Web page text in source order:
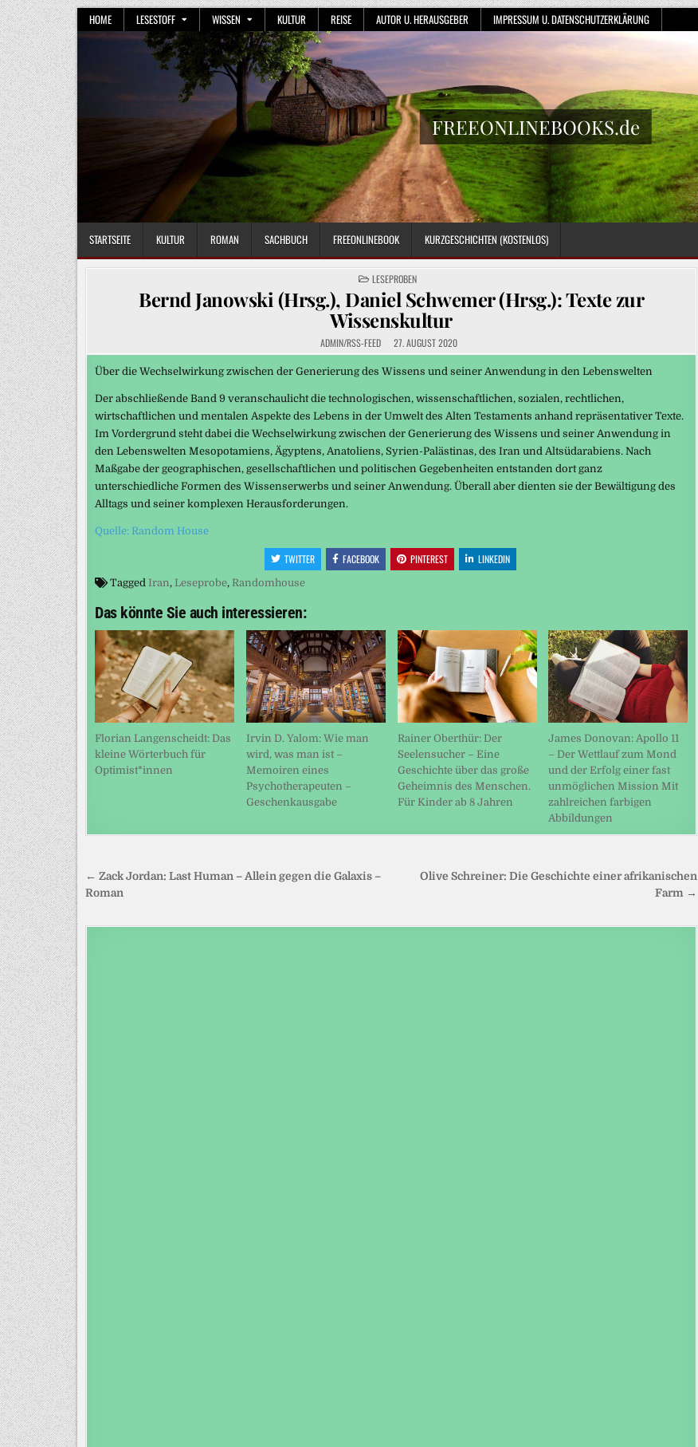
Skip
to
content
HOME LESESTOFF WISSEN KULTUR REISE AUTOR U. HERAUSGEBER IMPRESSUM U. DATENSCHUTZERKLÄRUNG
FREEONLINEBOOKS.de
STARTSEITE KULTUR ROMAN SACHBUCH FREEONLINEBOOK KURZGESCHICHTEN (KOSTENLOS)
POSTED
IN
LESEPROBEN
Bernd Janowski (Hrsg.), Daniel Schwemer (Hrsg.): Texte zur
Wissenskultur
ADMIN/RSS-FEED 27. AUGUST 2020
Über die Wechselwirkung zwischen der Generierung des Wissens und seiner Anwendung in den Lebenswelten
Der abschließende Band 9 veranschaulicht die technologischen, wissenschaftlichen, sozialen, rechtlichen,
wirtschaftlichen und mentalen Aspekte des Lebens in der Umwelt des Alten Testaments anhand repräsentativer Texte.
Im Vordergrund steht dabei die Wechselwirkung zwischen der Generierung des Wissens und seiner Anwendung in
den Lebenswelten Mesopotamiens, Ägyptens, Anatoliens, Syrien-Palästinas, des Iran und Altsüdarabiens. Nach
Maßgabe der geographischen, gesellschaftlichen und politischen Gegebenheiten entstanden dort ganz
unterschiedliche Formen des Wissenserwerbs und seiner Anwendung. Überall aber dienten sie der Bewältigung des
Alltags und seiner komplexen Herausforderungen.
Quelle: Random House
TWITTER FACEBOOK PINTEREST LINKEDIN
Tagged Iran, Leseprobe, Randomhouse
Das könnte Sie auch interessieren:
Florian Langenscheidt: Das
kleine Wörterbuch für
Optimist*innen
Irvin D. Yalom: Wie man
wird, was man ist –
Memoiren eines
Psychotherapeuten –
Geschenkausgabe
Rainer Oberthür: Der
Seelensucher – Eine
Geschichte über das große
Geheimnis des Menschen.
Für Kinder ab 8 Jahren
James Donovan: Apollo 11
– Der Wettlauf zum Mond
und der Erfolg einer fast
unmöglichen Mission Mit
zahlreichen farbigen
Abbildungen
Beitragsnavigation
Olive Schreiner: Die Geschichte einer afrikanischen
Farm →
← Zack Jordan: Last Human – Allein gegen die Galaxis –
Roman